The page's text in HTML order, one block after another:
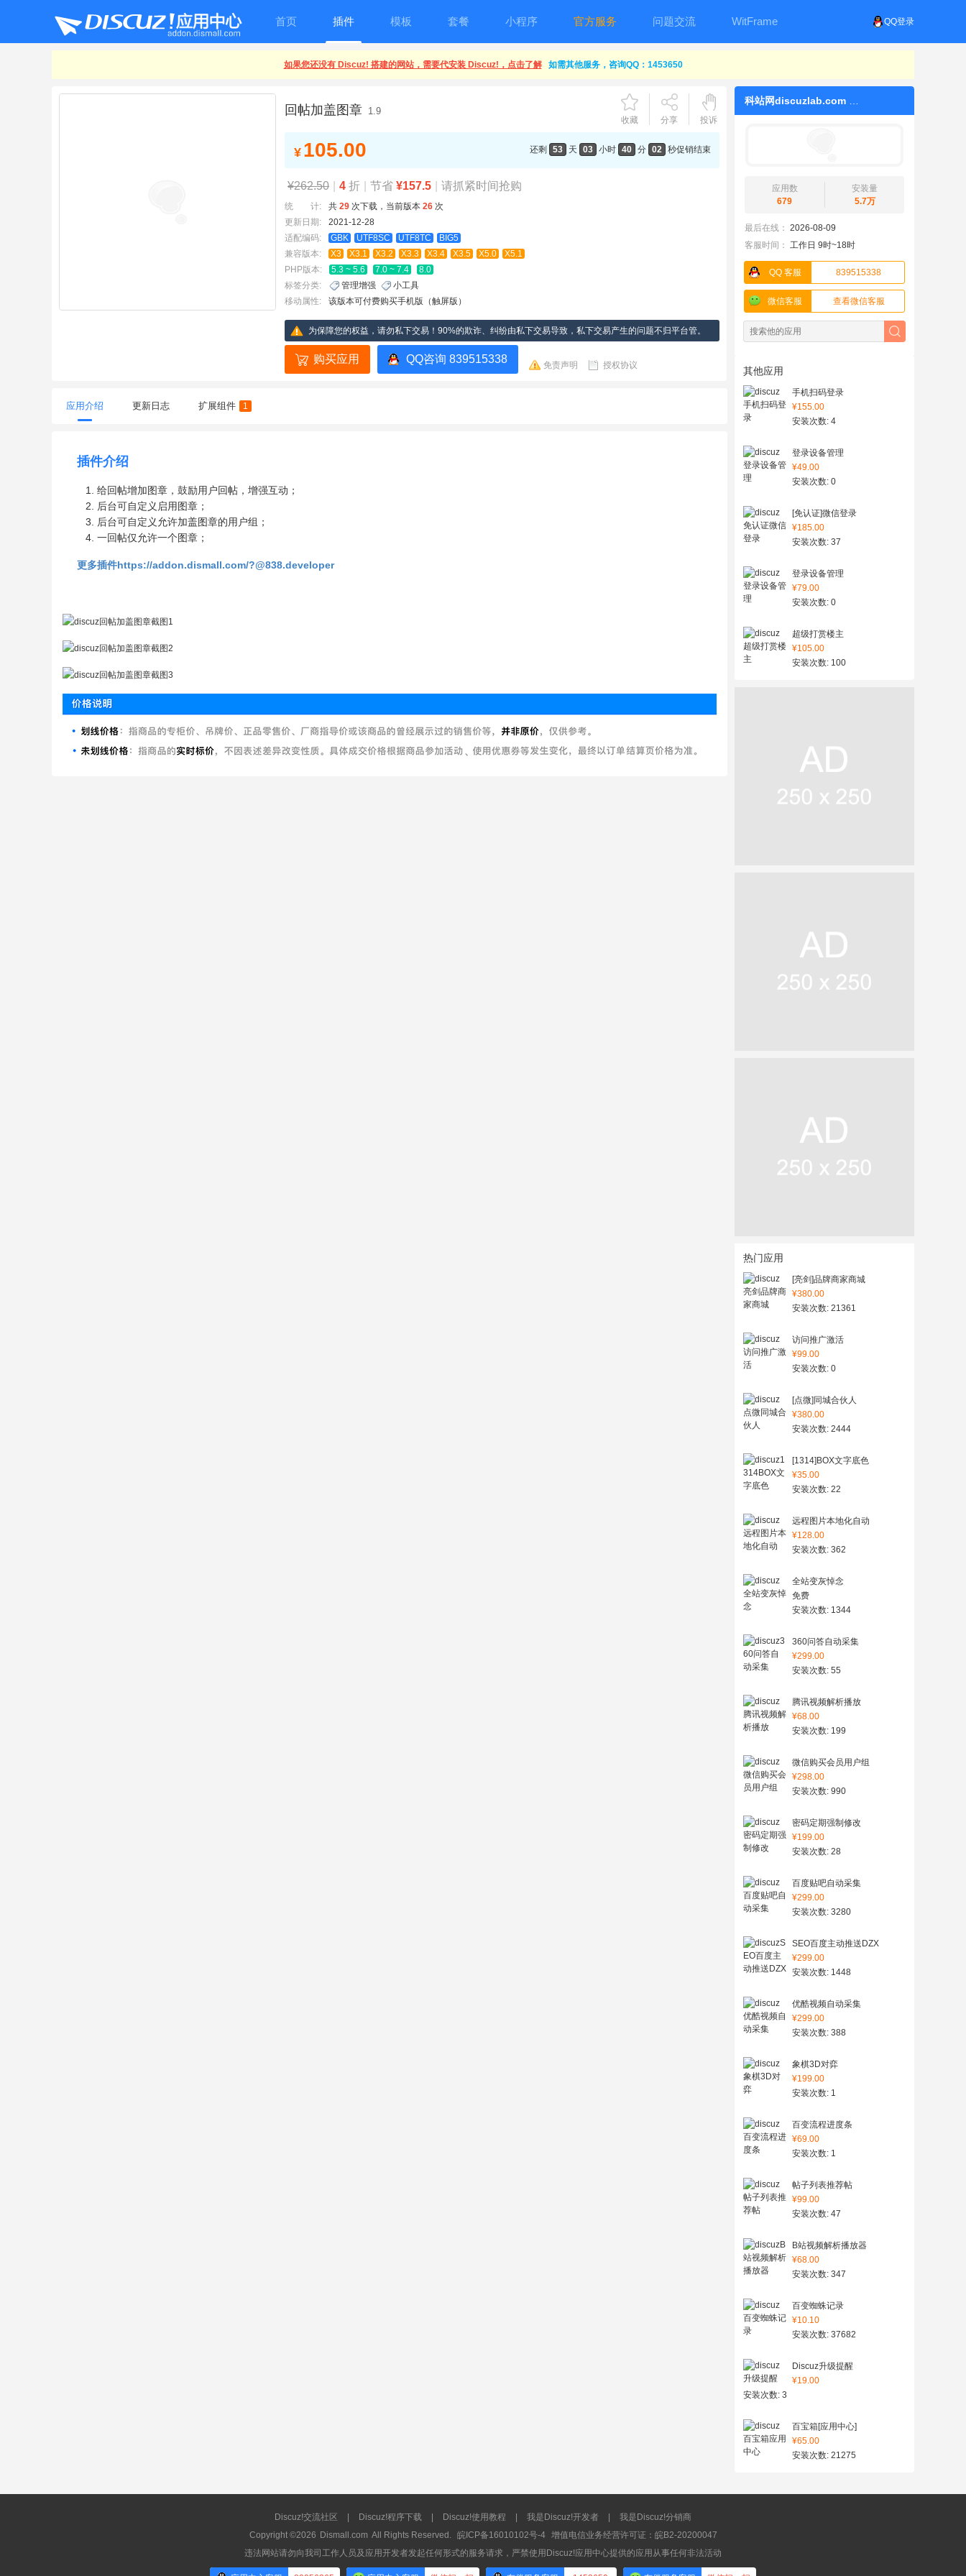
QQ登录
首页 插件 模板 套餐 小程序 官方服务 问题交流 WitFrame
如果您还没有 Discuz! 搭建的网站，需要代安装 Discuz!，点击了解 如需其他服务，咨询QQ：1453650
科站网discuzlab.com
应用数
679
安装量
5.7万
最后在线： 2026-08-09
客服时间： 工作日 9时~18时
QQ 客服 839515338
微信客服 查看微信客服
其他应用
手机扫码登录
¥155.00
安装次数: 4
登录设备管理
¥49.00
安装次数: 0
[免认证]微信登录
¥185.00
安装次数: 37
登录设备管理
¥79.00
安装次数: 0
超级打赏楼主
¥105.00
安装次数: 100
热门应用
[亮剑]品牌商家商城
¥380.00
安装次数: 21361
访问推广激活
¥99.00
安装次数: 0
[点微]同城合伙人
¥380.00
安装次数: 2444
[1314]BOX文字底色
¥35.00
安装次数: 22
远程图片本地化自动
¥128.00
安装次数: 362
全站变灰悼念
免费
安装次数: 1344
360问答自动采集
¥299.00
安装次数: 55
腾讯视频解析播放
¥68.00
安装次数: 199
微信购买会员用户组
¥298.00
安装次数: 990
密码定期强制修改
¥199.00
安装次数: 28
百度贴吧自动采集
¥299.00
安装次数: 3280
SEO百度主动推送DZX
¥299.00
安装次数: 1448
优酷视频自动采集
¥299.00
安装次数: 388
象棋3D对弈
¥199.00
安装次数: 1
百变流程进度条
¥69.00
安装次数: 1
帖子列表推荐帖
¥99.00
安装次数: 47
B站视频解析播放器
¥68.00
安装次数: 347
百变蜘蛛记录
¥10.10
安装次数: 37682
Discuz升级提醒
¥19.00
安装次数: 3
百宝箱[应用中心]
¥65.00
安装次数: 21275
回帖加盖图章 1.9
收藏 分享 投诉
还剩 53 天 03 小时 40 分 01 秒促销结束
¥ 105.00
¥262.50 4 折 节省 ¥157.5 请抓紧时间抢购
统 计: 共 29 次下载，当前版本 26 次
更新日期:
2021-12-28
适配编码:
GBK UTF8SC UTF8TC
BIG5
兼容版本:
X3 X3.1 X3.2 X3.3 X3.4 X3.5 X5.0
X5.1
PHP版本:
5.3 ~ 5.6 7.0 ~ 7.4
8.0
标签分类:
管理增强
小工具
移动属性:
该版本可付费购买手机版（触屏版）
为保障您的权益，请勿私下交易！90%的欺诈、纠纷由私下交易导致，私下交易产生的问题不归平台管。
购买应用 QQ咨询 839515338 免责声明 授权协议
应用介绍 更新日志 扩展组件 1
插件介绍
给回帖增加图章，鼓励用户回帖，增强互动；
后台可自定义启用图章；
后台可自定义允许加盖图章的用户组；
一回帖仅允许一个图章；
更多插件https://addon.dismall.com/?@838.developer
Discuz!交流社区 Discuz!程序下载 Discuz!使用教程 我是Discuz!开发者
我是Discuz!分销商
Copyright ©2026 Dismall.com All Rights Reserved. 皖ICP备16010102号-4
增值电信业务经营许可证：皖B2-20200047
违法网站请勿向我司工作人员及应用开发者发起任何形式的服务请求，严禁使用Discuz!应用中心提供的应用从事任何非法活动